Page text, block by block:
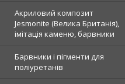
Акриловий композит
Jesmonite (Велика Британія),
імітація каменю, барвники
Барвники і пігменти для
поліуретанів